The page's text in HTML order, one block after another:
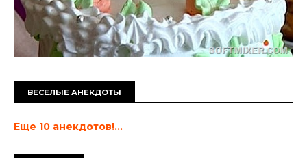
ВЕСЕЛЫЕ АНЕКДОТЫ
Еще 10 анекдотов!...